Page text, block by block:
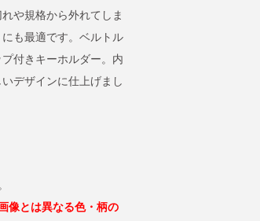
や規格から外れてしま
も最適です。ベルトル
付きキーホルダー。内
デザインに仕上げまし
像とは異なる色・柄の